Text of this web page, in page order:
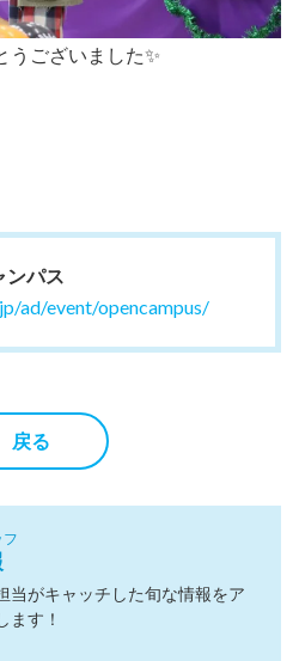
うございました✨
ンパス
ad/event/opencampus/
戻る
フ
当がキャッチした旬な情報をア
ます！